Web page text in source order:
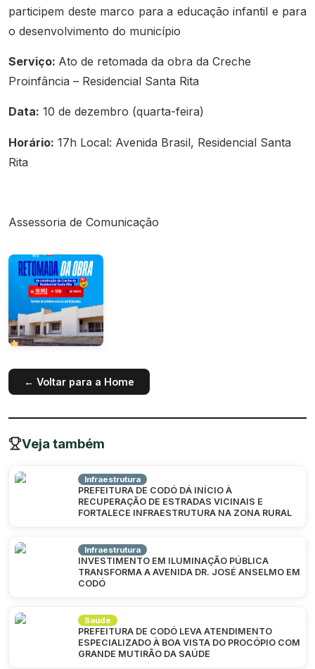
participem deste marco para a educação infantil e para
o desenvolvimento do município
Serviço: Ato de retomada da obra da Creche
Proinfância – Residencial Santa Rita
Data: 10 de dezembro (quarta-feira)
Horário: 17h Local: Avenida Brasil, Residencial Santa
Rita
Assessoria de Comunicação
← Voltar para a Home
Veja também
Infraestrutura
PREFEITURA DE CODÓ DÁ INÍCIO À
RECUPERAÇÃO DE ESTRADAS VICINAIS E
FORTALECE INFRAESTRUTURA NA ZONA RURAL
Infraestrutura
INVESTIMENTO EM ILUMINAÇÃO PÚBLICA
TRANSFORMA A AVENIDA DR. JOSÉ ANSELMO EM
CODÓ
Saúde
PREFEITURA DE CODÓ LEVA ATENDIMENTO
ESPECIALIZADO À BOA VISTA DO PROCÓPIO COM
GRANDE MUTIRÃO DA SAÚDE